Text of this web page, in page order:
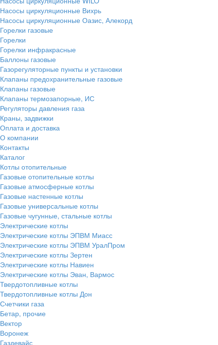
Насосы циркуляционные Вихрь
Насосы циркуляционные Оазис, Алекорд
Горелки газовые
Горелки
Горелки инфракрасные
Баллоны газовые
Газорегуляторные пункты и установки
Клапаны предохранительные газовые
Клапаны газовые
Клапаны термозапорные, ИС
Регуляторы давления газа
Краны, задвижки
Оплата и доставка
О компании
Контакты
Каталог
Котлы отопительные
Газовые отопительные котлы
Газовые атмосферные котлы
Газовые настенные котлы
Газовые универсальные котлы
Газовые чугунные, стальные котлы
Электрические котлы
Электрические котлы ЭПВМ Миасс
Электрические котлы ЭПВМ УралПром
Электрические котлы Зертен
Электрические котлы Навиен
Электрические котлы Эван, Вармос
Твердотопливные котлы
Твердотопливные котлы Дон
Счетчики газа
Бетар, прочие
Вектор
Воронеж
Газдевайс